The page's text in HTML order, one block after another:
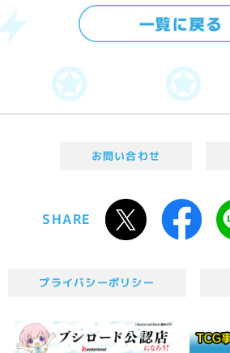
お問い合わせ
SHARE
プライバシーポリシー